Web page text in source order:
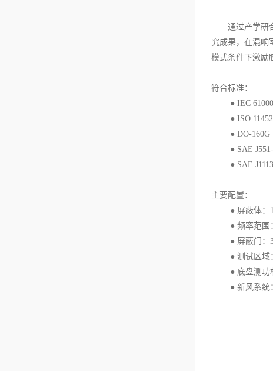
通过产学研
究成果，在混响
模式条件下激励
符合标准：
● IEC
● ISO
● DO-160G
● SAE
● SAE
主要配置：
● 屏蔽体：
● 频率范围
● 屏蔽门：
● 测试区域
● 底盘测功
● 新风系统